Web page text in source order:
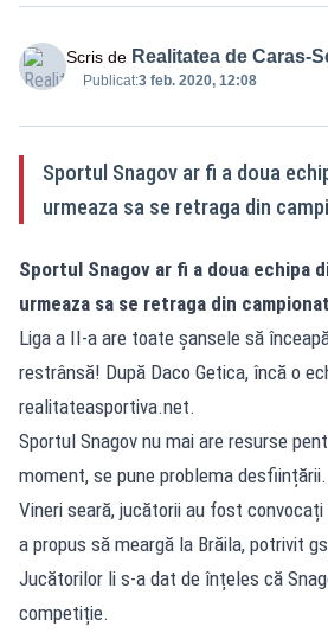
Scris de Realitatea de Caras-
Publicat:3 feb. 2020, 12:08
Sportul Snagov ar fi a doua
urmeaza sa se retraga din
Sportul Snagov ar fi a doua echipa
urmeaza sa se retraga din
Liga a II-a are toate șansele să
restrânsă! După Daco Getica, încă o
realitateasportiva.net.
Sportul Snagov nu mai are resurse
moment, se pune problema desființării.
Vineri seară, jucătorii au fost
a propus să meargă la Brăila, potrivit
Jucătorilor li s-a dat de înțeles că
competiție.